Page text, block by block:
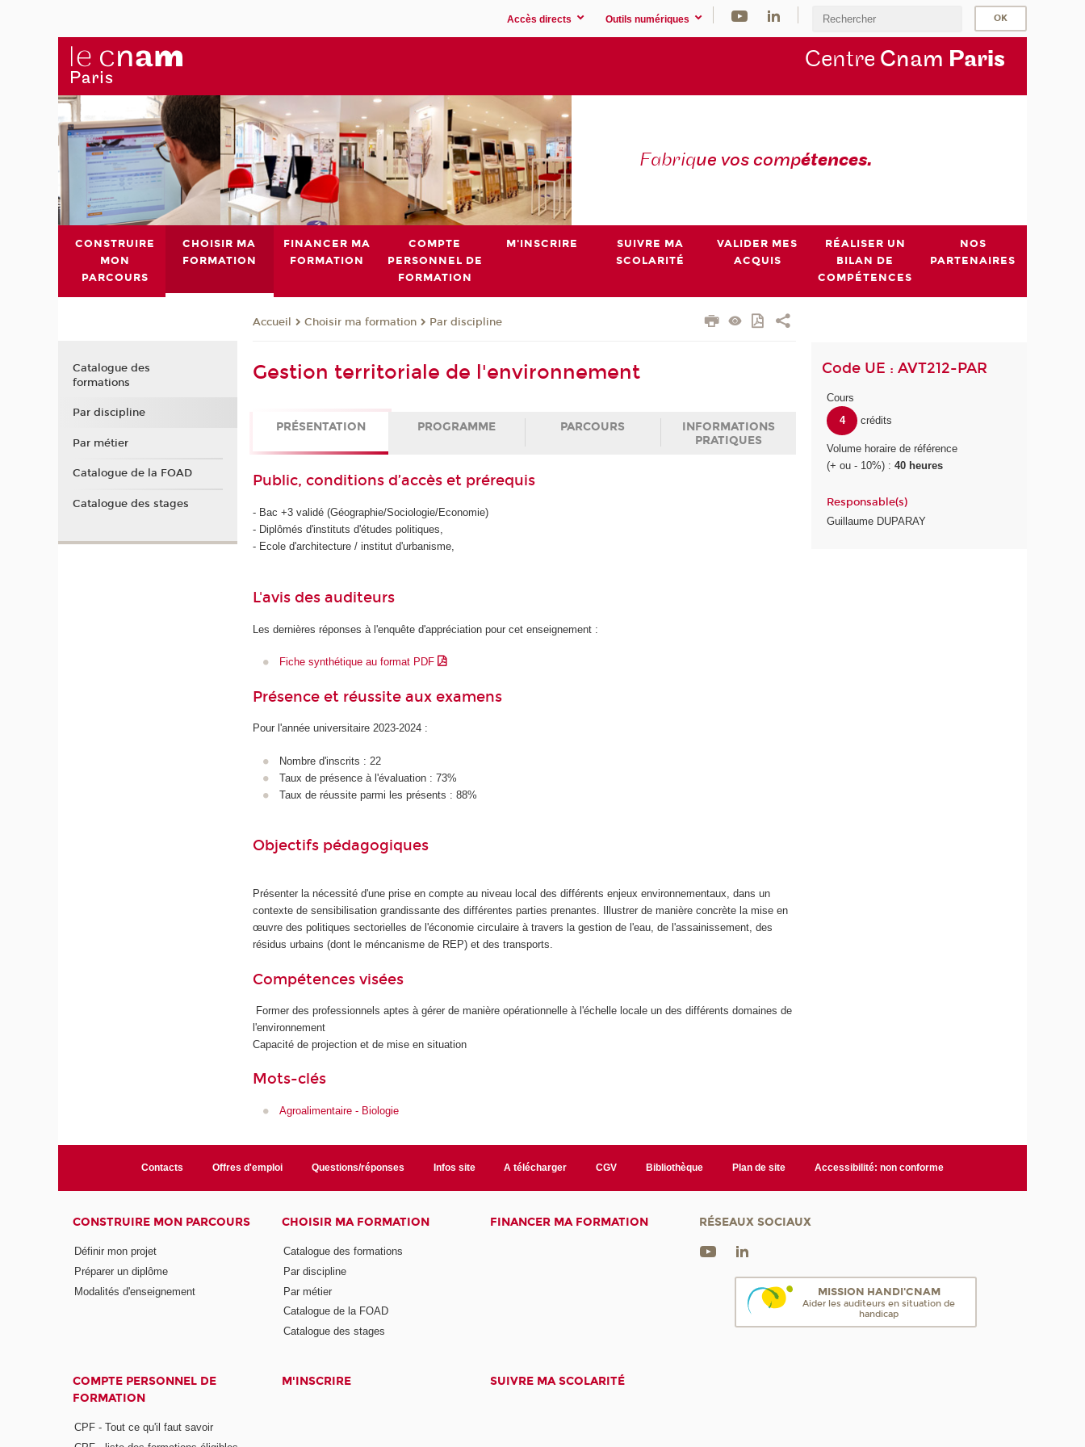
Accès directs Outils numériques
Centre Cnam Paris
Fabrique vos compétences.
CONSTRUIRE
MON
PARCOURS
CHOISIR MA
FORMATION
FINANCER MA
FORMATION
COMPTE
PERSONNEL DE
FORMATION
M'INSCRIRE
SUIVRE MA
SCOLARITÉ
VALIDER MES
ACQUIS
RÉALISER UN
BILAN DE
COMPÉTENCES
NOS
PARTENAIRES
Accueil Choisir ma formation Par discipline
Gestion territoriale de l'environnement
PRÉSENTATION PROGRAMME PARCOURS
INFORMATIONS
PRATIQUES
Public, conditions d’accès et prérequis
- Bac +3 validé (Géographie/Sociologie/Economie)
- Diplômés d'instituts d'études politiques,
- Ecole d'architecture / institut d'urbanisme,
L'avis des auditeurs
Les dernières réponses à l'enquête d'appréciation pour cet enseignement :
Fiche synthétique au format PDF
Présence et réussite aux examens
Pour l'année universitaire 2023-2024 :
Nombre d'inscrits : 22
Taux de présence à l'évaluation : 73%
Taux de réussite parmi les présents : 88%
Objectifs pédagogiques
Présenter la nécessité d'une prise en compte au niveau local des différents enjeux environnementaux, dans un
contexte de sensibilisation grandissante des différentes parties prenantes. Illustrer de manière concrète la mise en
œuvre des politiques sectorielles de l'économie circulaire à travers la gestion de l'eau, de l'assainissement, des
résidus urbains (dont le méncanisme de REP) et des transports.
Compétences visées
Former des professionnels aptes à gérer de manière opérationnelle à l'échelle locale un des différents domaines de
l'environnement
Capacité de projection et de mise en situation
Mots-clés
Agroalimentaire - Biologie
Code UE : AVT212-PAR
Cours
4
crédits
Volume horaire de référence
(+ ou - 10%) :40 heures
Responsable(s)
Guillaume DUPARAY
Catalogue des
formations
Par discipline
Par métier
Catalogue de la FOAD
Catalogue des stages
Contacts Offres d'emploi Questions/réponses Infos site A télécharger CGV Bibliothèque Plan de site Accessibilité: non conforme
CONSTRUIRE MON PARCOURS
Définir mon projet
Préparer un diplôme
Modalités d'enseignement
CHOISIR MA FORMATION
Catalogue des formations
Par discipline
Par métier
Catalogue de la FOAD
Catalogue des stages
FINANCER MA FORMATION
COMPTE PERSONNEL DE
FORMATION
CPF - Tout ce qu'il faut savoir
M'INSCRIRE SUIVRE MA SCOLARITÉ
RÉSEAUX SOCIAUX
MISSION HANDI'CNAM
Aider les auditeurs en situation de
handicap